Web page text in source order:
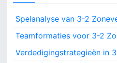
Spelanalyse van 3-2
Teamformaties voor 3-2
Verdedigingstrategieën in